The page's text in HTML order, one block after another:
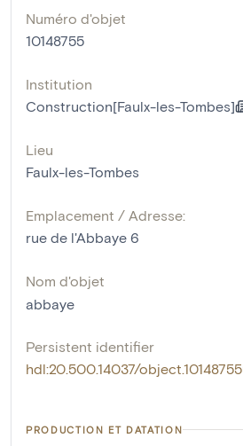
Numéro d'objet
10148755
Institution
Construction[Faulx-les-Tombes]
Lieu
Faulx-les-Tombes
Emplacement / Adresse:
rue de l'Abbaye 6
Nom d'objet
abbaye
Persistent identifier
hdl:20.500.14037/object.10148755
PRODUCTION ET DATATION